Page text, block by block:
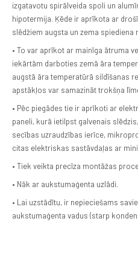
izgatavotu spirālveida spoli un
hipotermija. Ķēde ir aprīkota ar
slēdžiem augsta un zema spiediena
• To var aprīkot ar mainīga ātruma
iekārtām darboties zemā āra
augstā āra temperatūrā sildīšanas
apstākļos var samazināt trokšņa
• Pēc piegādes tie ir aprīkoti ar
paneli, kurā ietilpst galvenais
secības uzraudzības ierīce,
citas elektriskas sastāvdaļas ar
• Tiek veikta precīza montāžas
• Nāk ar aukstumaģenta uzlādi.
• Lai uzstādītu, ir nepieciešams
aukstumaģenta vadus (starp